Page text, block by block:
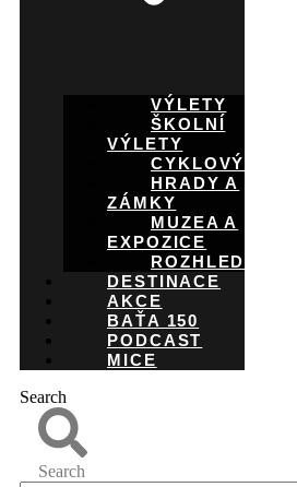
VÝLETY
ŠKOLNÍ
VÝLETY
CYKLOVÝLETY
HRADY A
ZÁMKY
MUZEA A
EXPOZICE
ROZHLEDNY
DESTINACE
AKCE
BAŤA 150
PODCAST
MICE
Search
Search